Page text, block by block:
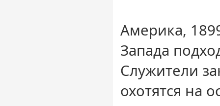
Америка,
Запада
Служители
охотятся на